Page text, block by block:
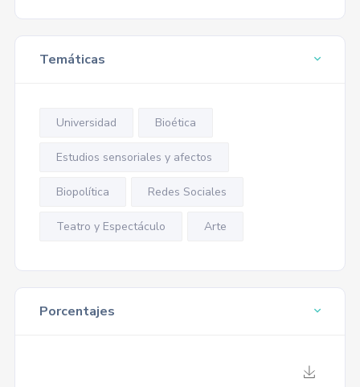
Temáticas
Universidad Bioética
Estudios sensoriales y afectos
Biopolítica Redes Sociales
Teatro y Espectáculo Arte
Porcentajes